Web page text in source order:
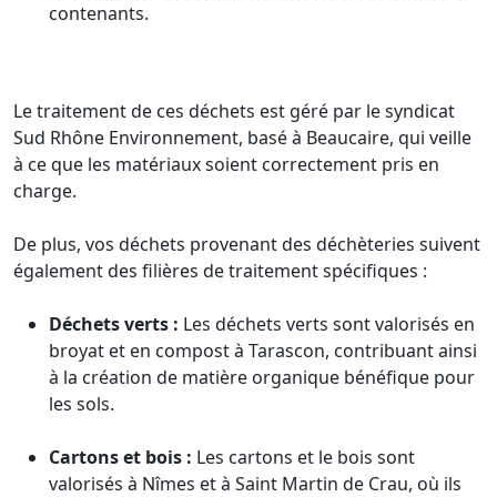
contenants.
Le traitement de ces déchets est géré par le syndicat
Sud Rhône Environnement, basé à Beaucaire, qui veille
à ce que les matériaux soient correctement pris en
charge.
De plus, vos déchets provenant des déchèteries suivent
également des filières de traitement spécifiques :
Déchets verts : Les déchets verts sont valorisés en
broyat et en compost à Tarascon, contribuant ainsi
à la création de matière organique bénéfique pour
les sols.
Cartons et bois : Les cartons et le bois sont
valorisés à Nîmes et à Saint Martin de Crau, où ils